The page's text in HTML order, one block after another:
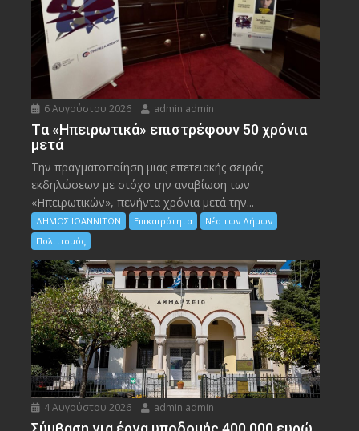
6 Αυγούστου 2026 admin admin
Tα «Ηπειρωτικά» επιστρέφουν 50 χρόνια
μετά
Την πραγματοποίηση μιας επετειακής σειράς
εκδηλώσεων με στόχο την αναβίωση των
«Ηπειρωτικών», πενήντα χρόνια μετά την...
ΔΗΜΟΣ ΙΩΑΝΝΙΤΩΝ Επικαιρότητα
Νέα των Δήμων
Πολιτισμός
4 Αυγούστου 2026 admin admin